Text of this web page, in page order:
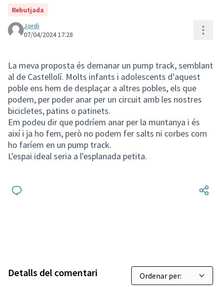
Rebutjada
Jordi
07/04/2024 17:28
La meva proposta és demanar un pump track, semblant
al de Castellolí. Molts infants i adolescents d'aquest
poble ens hem de desplaçar a altres pobles, els que
podem, per poder anar per un circuit amb les nostres
bicicletes, patins o patinets.
Em podeu dir que podríem anar per la muntanya i és
així i ja ho fem, però no podem fer salts ni corbes com
ho faríem en un pump track.
L'espai ideal seria a l'esplanada petita.
Detalls del comentari